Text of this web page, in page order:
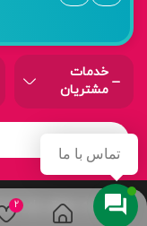
خدمات
مشتریان
کلیه حقوق برای
تماس با ما